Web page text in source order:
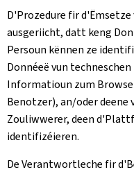
D'Prozedure fir d'Ëmsetze
ausgeriicht, datt keng
Persoun kënnen ze
Donnéeë vun
Informatioun zum
Benotzer), an/oder deene
Zouliwwerer, deen
identifizéieren.
De Verantwortleche fir